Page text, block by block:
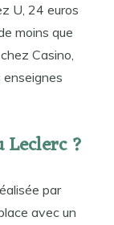
U, 24 euros
moins que
Casino,
enseignes
Leclerc ?
par
avec un